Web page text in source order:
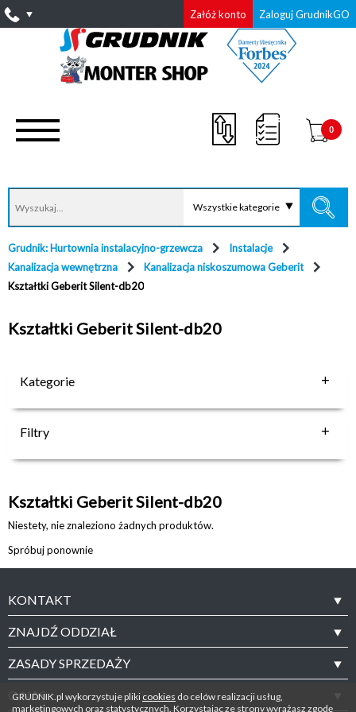
Załóż konto Zaloguj GrudnikGO
Wszystkie kategorie
0
Grudnik: Hurtownia instalacyjno-grzewcza
Instalacje
Kanalizacja wewnętrzna
Kanalizacja niskoszumowa Geberit
Kształtki Geberit Silent-db20
Kształtki Geberit Silent-db20
Kategorie
Filtry
Kształtki Geberit Silent-db20
Niestety, nie znaleziono żadnych produktów.
Spróbuj ponownie
KONTAKT
ZNAJDŹ ODDZIAŁ
ZASADY SPRZEDAŻY
O NAS
GRUDNIK.pl wykorzystuje pliki cookies do celów realizacji usług,
marketingowych oraz statystycznych. Korzystając ze strony wyrażasz zgodę